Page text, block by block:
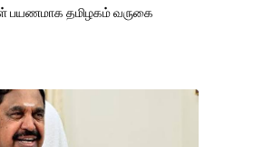
பயணமாக தமிழகம் வருகை